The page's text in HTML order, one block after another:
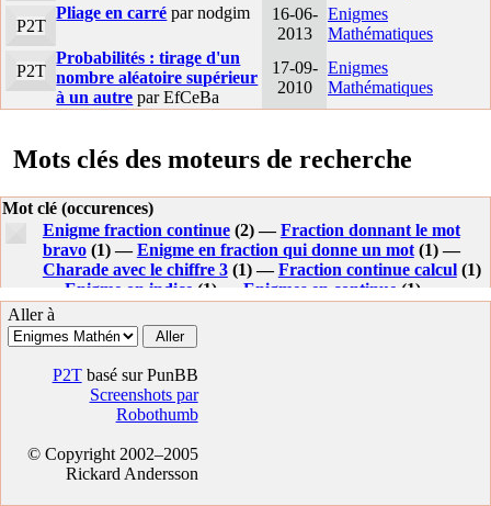
P2T
Pliage en carré par nodgim
16-06-
2013
Enigmes
Mathématiques
P2T
Probabilités : tirage d'un
nombre aléatoire supérieur
à un autre par EfCeBa
17-09-
2010
Enigmes
Mathématiques
Mots clés des moteurs de recherche
Mot clé (occurences)
Enigme fraction continue(2) —Fraction donnant le mot
bravo(1) —Enigme en fraction qui donne un mot(1) —
Charade avec le chiffre 3(1) —Fraction continue calcul(1)
Enigme on indice (1) — Enigmes en continue (1) —
Endomorphisme
Aller à
P2Tbasé sur PunBB
Screenshots par
Robothumb
© Copyright 2002–2005
Rickard Andersson